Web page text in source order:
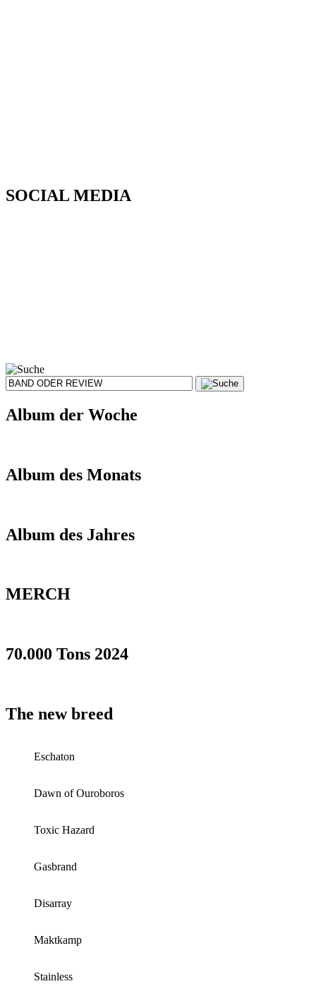
SOCIAL MEDIA
Album der Woche
Album des Monats
Album des Jahres
MERCH
70.000 Tons 2024
The new breed
Eschaton
Dawn of Ouroboros
Toxic Hazard
Gasbrand
Disarray
Maktkamp
Stainless